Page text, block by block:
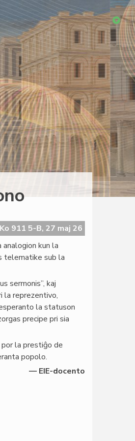
911 5-B, 27 maj 26
kun la
telematike sub la
sermonis”, kaj
la reprezentivo,
la statuson
precipe pri sia
la prestiĝo de
popolo.
— EIE-docento